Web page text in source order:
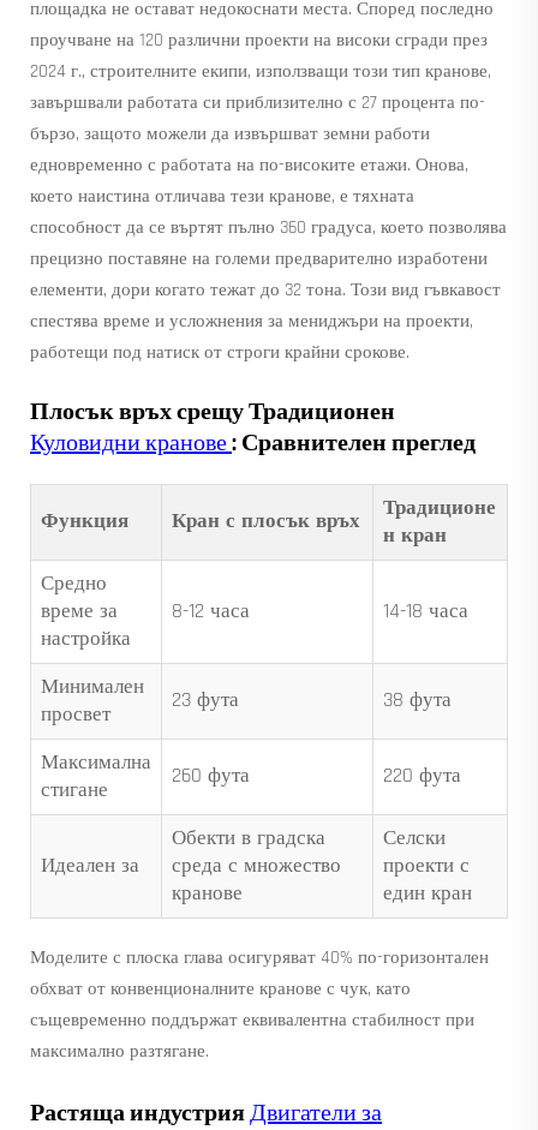
площадка не остават недокоснати места. Според последно
проучване на 120 различни проекти на високи сгради през
2024 г., строителните екипи, използващи този тип кранове,
завършвали работата си приблизително с 27 процента по-
бързо, защото можели да извършват земни работи
едновременно с работата на по-високите етажи. Онова,
което наистина отличава тези кранове, е тяхната
способност да се въртят пълно 360 градуса, което позволява
прецизно поставяне на големи предварително изработени
елементи, дори когато тежат до 32 тона. Този вид гъвкавост
спестява време и усложнения за мениджъри на проекти,
работещи под натиск от строги крайни срокове.
Плосък връх срещу Традиционен
Куловидни кранове: Сравнителен преглед
Функция Кран с плосък връх
Традиционе
н кран
Средно
време за
настройка
8-12 часа 14-18 часа
Минимален
просвет
23 фута 38 фута
Максимална
стигане
260 фута 220 фута
Идеален за
Обекти в градска
среда с множество
кранове
Селски
проекти с
един кран
Моделите с плоска глава осигуряват 40% по-горизонтален
обхват от конвенционалните кранове с чук, като
същевременно поддържат еквивалентна стабилност при
максимално разтягане.
Растяща индустрияДвигатели за